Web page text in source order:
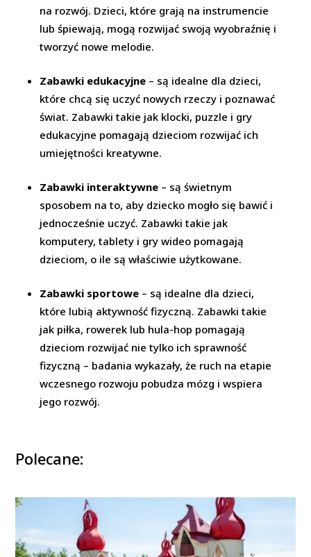
na rozwój. Dzieci, które grają na instrumencie
lub śpiewają, mogą rozwijać swoją wyobraźnię i
tworzyć nowe melodie.
Zabawki edukacyjne – są idealne dla dzieci,
które chcą się uczyć nowych rzeczy i poznawać
świat. Zabawki takie jak klocki, puzzle i gry
edukacyjne pomagają dzieciom rozwijać ich
umiejętności kreatywne.
Zabawki interaktywne – są świetnym
sposobem na to, aby dziecko mogło się bawić i
jednocześnie uczyć. Zabawki takie jak
komputery, tablety i gry wideo pomagają
dzieciom, o ile są właściwie użytkowane.
Zabawki sportowe – są idealne dla dzieci,
które lubią aktywność fizyczną. Zabawki takie
jak piłka, rowerek lub hula-hop pomagają
dzieciom rozwijać nie tylko ich sprawność
fizyczną – badania wykazały, że ruch na etapie
wczesnego rozwoju pobudza mózg i wspiera
jego rozwój.
Polecane: